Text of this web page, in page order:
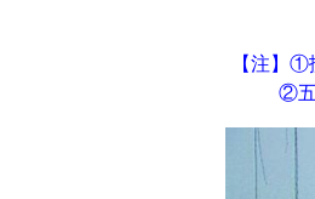
【注】①
②五